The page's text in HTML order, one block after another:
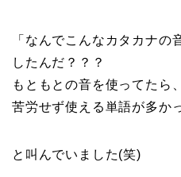
「なんでこんなカタカナの
したんだ？？？
もともとの音を使ってたら、
苦労せず使える単語が多か
と叫んでいました(笑)